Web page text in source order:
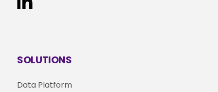
SOLUTIONS
Data Platform